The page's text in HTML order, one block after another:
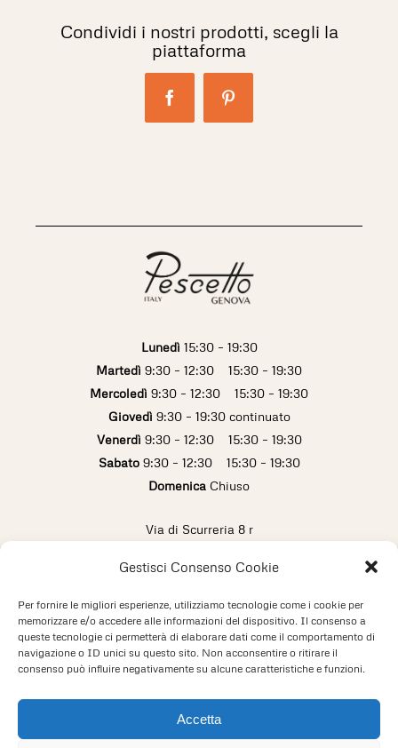
Gestisci Consenso Cookie
Per fornire le migliori esperienze, utilizziamo tecnologie come i cookie per
memorizzare e/o accedere alle informazioni del dispositivo. Il consenso a
queste tecnologie ci permetterà di elaborare dati come il comportamento di
navigazione o ID unici su questo sito. Non acconsentire o ritirare il
consenso può influire negativamente su alcune caratteristiche e funzioni.
Accetta
Condividi i nostri prodotti, scegli la
piattaforma
FacebookPinterest
Lunedì 15:30 – 19:30
Martedì 9:30 – 12:30 15:30 – 19:30
Mercoledì 9:30 – 12:30 15:30 – 19:30
Giovedì 9:30 – 19:30 continuato
Venerdì 9:30 – 12:30 15:30 – 19:30
Sabato9:30 – 12:30 15:30 – 19:30
Domenica Chiuso
Via di Scurreria 8 r
info@pescetto.it
+39 010 2473433
Privacy Policy Cookie Policy
PESCETTO JUNIOR SRLSP.IVA IT02677730992